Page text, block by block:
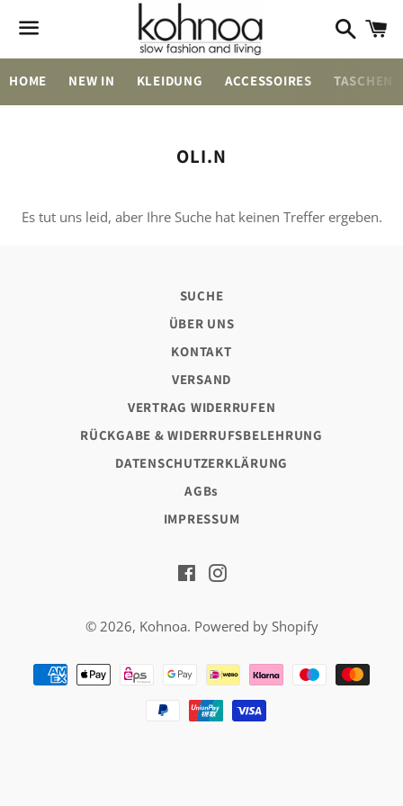
Suchen
HOME NEW IN KLEIDUNG ACCESSOIRES TASCHEN
Kategorie:
OLI.N
Es tut uns leid, aber Ihre Suche hat keinen Treffer ergeben.
SUCHE
ÜBER UNS
KONTAKT
VERSAND
VERTRAG WIDERRUFEN
RÜCKGABE & WIDERRUFSBELEHRUNG
DATENSCHUTZERKLÄRUNG
AGBs
IMPRESSUM
FacebookInstagram
© 2026, Kohnoa. Powered by Shopify
Zahlungsarten